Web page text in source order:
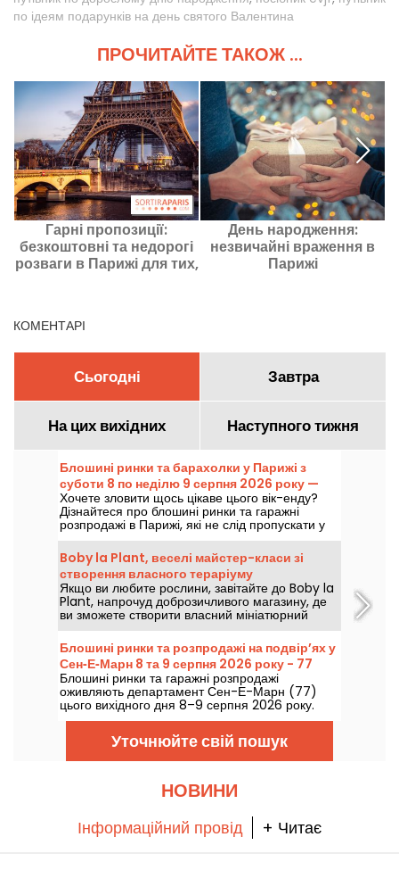
по ідеям подарунків на день святого Валентина
ПРОЧИТАЙТЕ ТАКОЖ ...
Гарні пропозиції:
безкоштовні та недорогі
розваги в Парижі для тих,
День народження:
незвичайні враження в
Парижі
КОМЕНТАРІ
Сьогодні Завтра
На цих вихідних Наступного тижня
Блошині ринки та барахолки у Парижі з
суботи 8 по неділю 9 серпня 2026 року —
програма вихідних
Хочете зловити щось цікаве цього вік-енду?
Дізнайтеся про блошині ринки та гаражні
розпродажі в Парижі, які не слід пропускати у
суботу 8 та неділю 9 серпня 2026 року, аби
урвати багато вигідних пропозицій.
Boby la Plant, веселі майстер-класи зі
створення власного тераріуму
Якщо ви любите рослини, завітайте до Boby la
Plant, напрочуд доброзичливого магазину, де
ви зможете створити власний мініатюрний
тропічний сад і забрати його з собою додому
на веселих майстер-класах!
Блошині ринки та розпродажі на подвір’ях у
Сен‑Е‑Марн 8 та 9 серпня 2026 року - 77
Блошині ринки та гаражні розпродажі
оживляють департамент Сен-Е-Марн (77)
цього вихідного дня 8–9 серпня 2026 року.
Подаємо огляд запланованих подій, що
Уточнюйте свій пошук
НОВИНИ
Інформаційний провід + Читає